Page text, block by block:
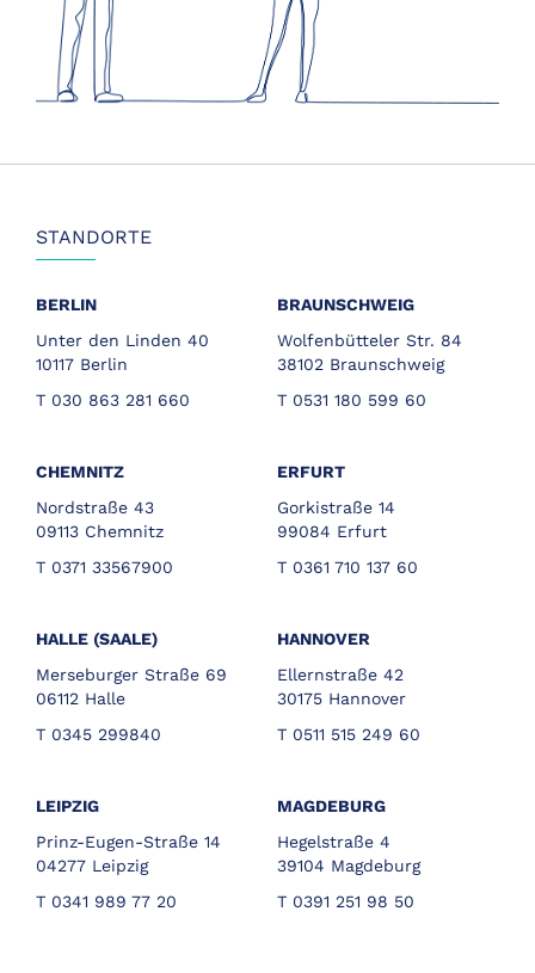
STANDORTE
BERLIN
Unter den Linden 40
10117 Berlin
T 030 863 281 660
BRAUNSCHWEIG
Wolfenbütteler Str. 84
38102 Braunschweig
T 0531 180 599 60
CHEMNITZ
Nordstraße 43
09113 Chemnitz
T 0371 33567900
ERFURT
Gorkistraße 14
99084 Erfurt
T 0361 710 137 60
HALLE (SAALE)
Merseburger Straße 69
06112 Halle
T 0345 299840
HANNOVER
Ellernstraße 42
30175 Hannover
T 0511 515 249 60
LEIPZIG
Prinz-Eugen-Straße 14
04277 Leipzig
T 0341 989 77 20
MAGDEBURG
Hegelstraße 4
39104 Magdeburg
T 0391 251 98 50